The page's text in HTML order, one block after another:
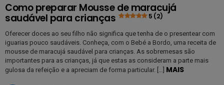
Como preparar Mousse de maracujá
saudável para crianças 5 (2)
Oferecer doces ao seu filho não significa que tenha de o presentear com
iguarias pouco saudáveis. Conheça, com o Bebé a Bordo, uma receita de
mousse de maracujá saudável para crianças. As sobremesas são
importantes para as crianças, já que estas as consideram a parte mais
gulosa da refeição e a apreciam de forma particular. […] MAIS